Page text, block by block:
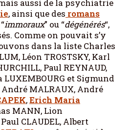
aussi de la psychiatrie
, ainsi que des romans
immoraux” ou “dégénérés“,
Comme on pouvait s’y
dans la liste Charles
Léon TROSTSKY, Karl
Paul REYNAUD,
LUXEMBOURG et Sigmund
André MALRAUX, André
,Erich Maria
MANN, Lion
CLAUDEL, Albert